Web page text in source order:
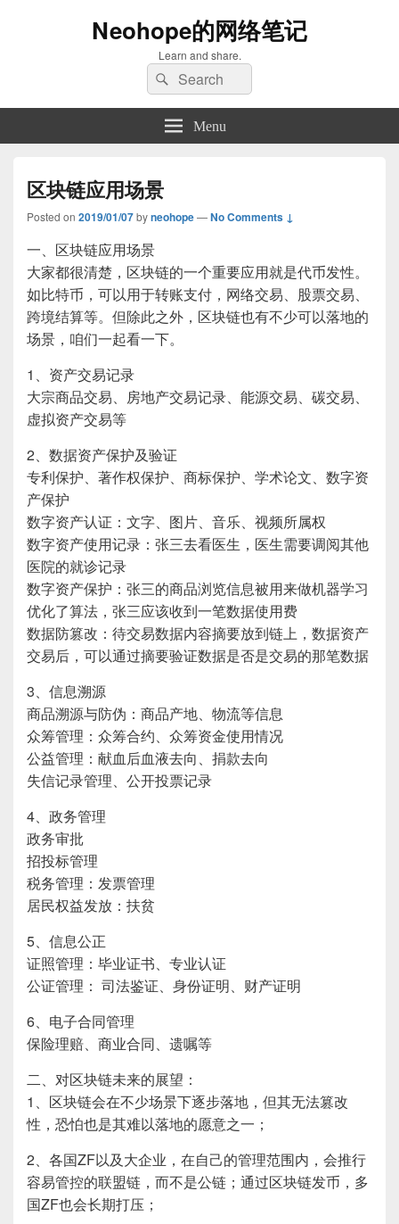
Neohope的网络笔记
Learn and share.
Search
for:
Search
Menu
区块链应用场景
Posted on 2019/01/07byneohope—No Comments ↓
一、区块链应用场景
大家都很清楚，区块链的一个重要应用就是代币发性。
如比特币，可以用于转账支付，网络交易、股票交易、
跨境结算等。但除此之外，区块链也有不少可以落地的
场景，咱们一起看一下。
1、资产交易记录
大宗商品交易、房地产交易记录、能源交易、碳交易、
虚拟资产交易等
2、数据资产保护及验证
专利保护、著作权保护、商标保护、学术论文、数字资
产保护
数字资产认证：文字、图片、音乐、视频所属权
数字资产使用记录：张三去看医生，医生需要调阅其他
医院的就诊记录
数字资产保护：张三的商品浏览信息被用来做机器学习
优化了算法，张三应该收到一笔数据使用费
数据防篡改：待交易数据内容摘要放到链上，数据资产
交易后，可以通过摘要验证数据是否是交易的那笔数据
3、信息溯源
商品溯源与防伪：商品产地、物流等信息
众筹管理：众筹合约、众筹资金使用情况
公益管理：献血后血液去向、捐款去向
失信记录管理、公开投票记录
4、政务管理
政务审批
招投标管理
税务管理：发票管理
居民权益发放：扶贫
5、信息公正
证照管理：毕业证书、专业认证
公证管理： 司法鉴证、身份证明、财产证明
6、电子合同管理
保险理赔、商业合同、遗嘱等
二、对区块链未来的展望：
1、区块链会在不少场景下逐步落地，但其无法篡改
性，恐怕也是其难以落地的愿意之一；
2、各国ZF以及大企业，在自己的管理范围内，会推行
容易管控的联盟链，而不是公链；通过区块链发币，多
国ZF也会长期打压；